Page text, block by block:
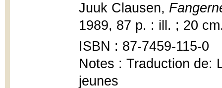
Juuk Clausen,
1989, 87 p. : ill. ; 20
ISBN : 87-7459-115-0
Notes : Traduction de:
jeunes